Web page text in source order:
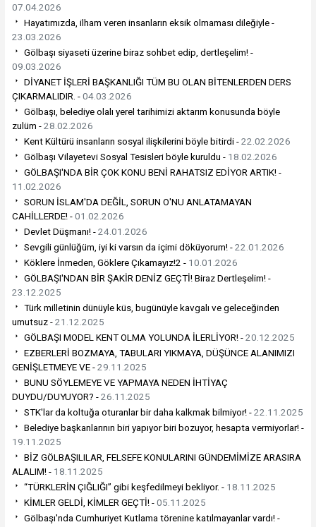
07.04.2026
Hayatımızda, ilham veren insanların eksik olmaması dileğiyle -
23.03.2026
Gölbaşı siyaseti üzerine biraz sohbet edip, dertleşelim! -
09.03.2026
DİYANET İŞLERİ BAŞKANLIĞI TÜM BU OLAN BİTENLERDEN DERS
ÇIKARMALIDIR. -04.03.2026
Gölbaşı, belediye olalı yerel tarihimizi aktarım konusunda böyle
zulüm -28.02.2026
Kent Kültürü insanların sosyal ilişkilerini böyle bitirdi -22.02.2026
Gölbaşı Vilayetevi Sosyal Tesisleri böyle kuruldu - 18.02.2026
GÖLBAŞI'NDA BİR ÇOK KONU BENİ RAHATSIZ EDİYOR ARTIK! -
11.02.2026
SORUN İSLAM'DA DEĞİL, SORUN O'NU ANLATAMAYAN
CAHİLLERDE! -01.02.2026
Devlet Düşmanı! -24.01.2026
Sevgili günlüğüm, iyi ki varsın da içimi döküyorum! -22.01.2026
Köklere İnmeden, Göklere Çıkamayız!2 - 10.01.2026
GÖLBAŞI'NDAN BİR ŞAKİR DENİZ GEÇTİ! Biraz Dertleşelim! -
23.12.2025
Türk milletinin dünüyle küs, bugünüyle kavgalı ve geleceğinden
umutsuz -21.12.2025
GÖLBAŞI MODEL KENT OLMA YOLUNDA İLERLİYOR! -20.12.2025
EZBERLERİ BOZMAYA, TABULARI YIKMAYA, DÜŞÜNCE ALANIMIZI
GENİŞLETMEYE VE -29.11.2025
BUNU SÖYLEMEYE VE YAPMAYA NEDEN İHTİYAÇ
DUYDU/DUYUYOR? -26.11.2025
STK'lar da koltuğa oturanlar bir daha kalkmak bilmiyor! -22.11.2025
Belediye başkanlarının biri yapıyor biri bozuyor, hesapta vermiyorlar! -
19.11.2025
BİZ GÖLBAŞILILAR, FELSEFE KONULARINI GÜNDEMİMİZE ARASIRA
ALALIM! - 18.11.2025
“TÜRKLERİN ÇIĞLIĞI” gibi keşfedilmeyi bekliyor. - 18.11.2025
KİMLER GELDİ, KİMLER GEÇTİ! -05.11.2025
Gölbaşı'nda Cumhuriyet Kutlama törenine katılmayanlar vardı! -